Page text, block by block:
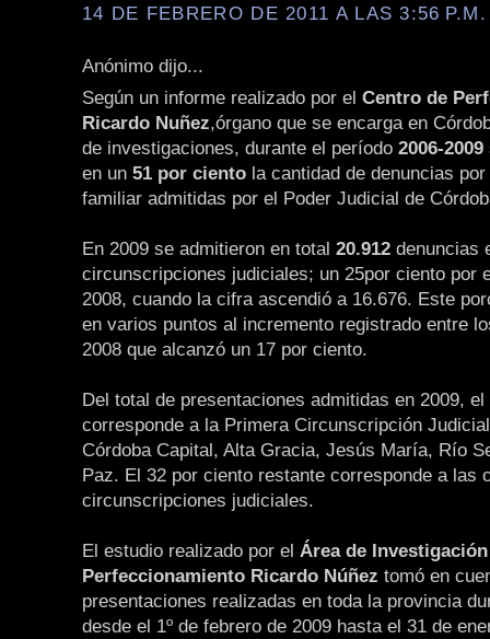
14 DE FEBRERO DE 2011 A LAS 3:56 P.M.
Anónimo dijo...
Según un informe realizado por el Centro de
Ricardo Nuñez,órgano que se encarga en
de investigaciones, durante el período 2006-2009
en un 51 por ciento la cantidad de denuncias
familiar admitidas por el Poder Judicial de
En 2009 se admitieron en total 20.912 denuncias
circunscripciones judiciales; un 25por ciento por
2008, cuando la cifra ascendió a 16.676. Este
en varios puntos al incremento registrado entre
2008 que alcanzó un 17 por ciento.
Del total de presentaciones admitidas en 2009,
corresponde a la Primera Circunscripción
Córdoba Capital, Alta Gracia, Jesús María, Río
Paz. El 32 por ciento restante corresponde a las
circunscripciones judiciales.
El estudio realizado por el Área de
Perfeccionamiento Ricardo Núñez tomó en
presentaciones realizadas en toda la provincia
desde el 1º de febrero de 2009 hasta el 31 de